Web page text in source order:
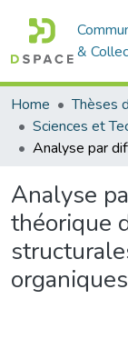
&
Home Thèses
Analyse
théorique